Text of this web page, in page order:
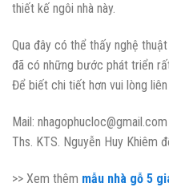
thiết kế ngôi nhà này.
Qua đây có thể thấy nghệ
đã có những bước phát triển
Để biết chi tiết hơn vui lòng
Mail:
Ths. KTS. Nguyễn Huy Khiêm
>> Xem thêm mẫu nhà gỗ 5